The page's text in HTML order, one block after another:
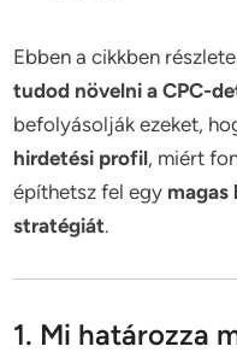
Ebben a cikkben
tudod növelni a CPC-
befolyásolják ezeket,
hirdetési profil, miért
építhetsz fel egy
stratégiát.
1. Mi határozza